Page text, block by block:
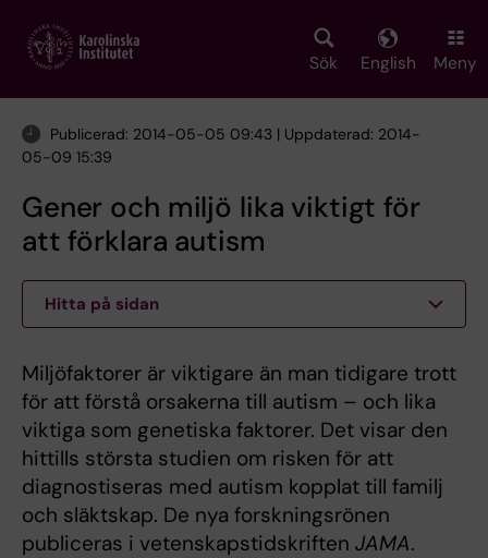
main
Sök English Meny
Publicerad: 2014-05-05 09:43 | Uppdaterad: 2014-
05-09 15:39
Gener och miljö lika viktigt för
att förklara autism
Hitta på sidan
Miljöfaktorer är viktigare än man tidigare trott
för att förstå orsakerna till autism – och lika
viktiga som genetiska faktorer. Det visar den
hittills största studien om risken för att
diagnostiseras med autism kopplat till familj
och släktskap. De nya forskningsrönen
publiceras i vetenskapstidskriften JAMA.